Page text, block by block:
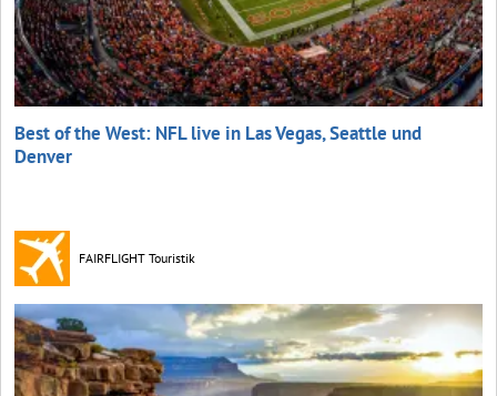
Best of the West: NFL live in Las Vegas, Seattle und
Denver
FAIRFLIGHT Touristik